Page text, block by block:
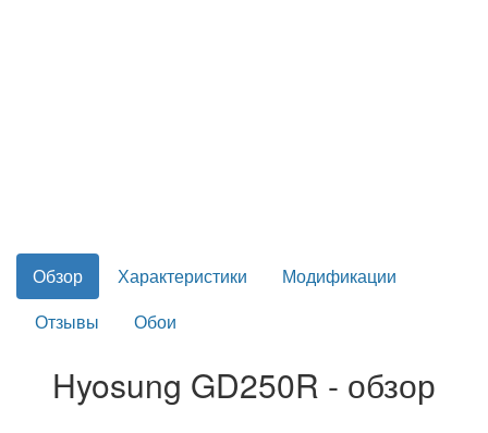
Обзор Характеристики
Модификации
Отзывы
Обои
Hyosung GD250R - обзор